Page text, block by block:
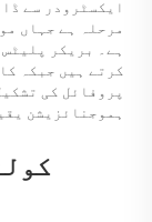
ایکسٹرودر سے
مرحلہ ہے جہاں
ہے۔ بریکر
کرتے ہیں جبکہ
پروفائل کی
ہموجنائزیشن